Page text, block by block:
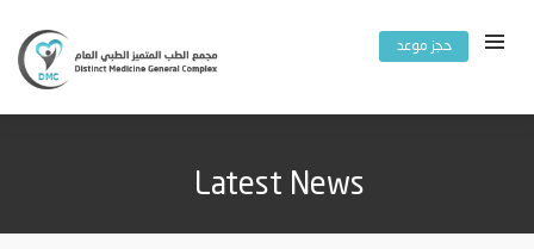
حجز موعد
Latest News